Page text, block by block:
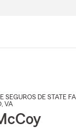
SEGUROS DE STATE
, VA